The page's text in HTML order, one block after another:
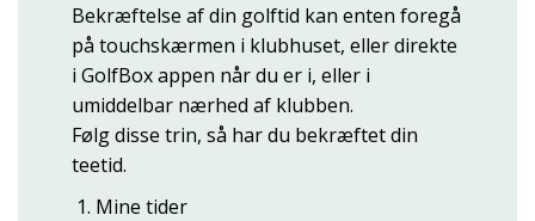
Bekræftelse af din golftid kan enten foregå
på touchskærmen i klubhuset, eller direkte
i GolfBox appen når du er i, eller i
umiddelbar nærhed af klubben.
Følg disse trin, så har du bekræftet din
teetid.
Mine tider